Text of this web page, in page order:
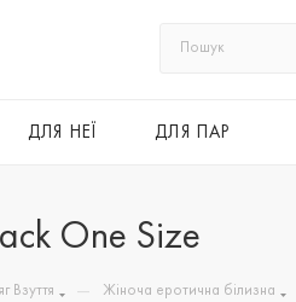
ДЛЯ НЕЇ ДЛЯ ПАР
One Size
Взуття — Жіноча еротична білизна